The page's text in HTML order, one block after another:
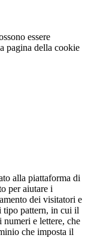
essere
pagina della cookie
alla piattaforma di
per aiutare i
dei visitatori e
tipo pattern, in cui il
numeri e lettere, che
che imposta il